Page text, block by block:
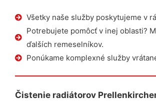
Všetky naše služby poskytujeme v
Potrebujete pomôcť v inej oblasti?
ďalších remeselníkov.
Ponúkame komplexné služby
Čistenie radiátorov